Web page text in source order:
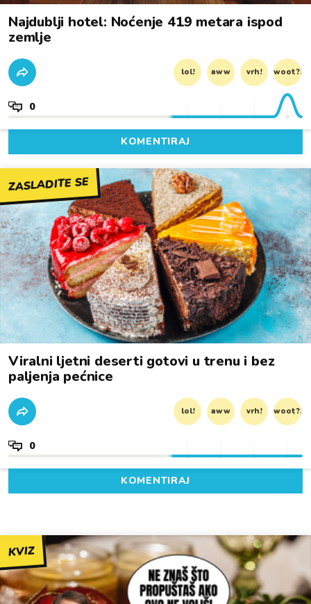
Najdublji hotel: Noćenje 419 metara ispod
zemlje
lol! aww vrh! woot?!
0
KOMENTIRAJ
ZASLADITE SE
Viralni ljetni deserti gotovi u trenu i bez
paljenja pećnice
lol! aww vrh! woot?!
0
KOMENTIRAJ
KVIZ